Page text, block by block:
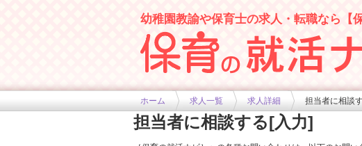
幼稚園教諭や保育士の求人・転職なら【
ホーム 求人一覧 求人詳細 担当者に相談
担当者に相談する[入力]